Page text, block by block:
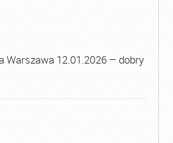
Warszawa 12.01.2026 – dobry